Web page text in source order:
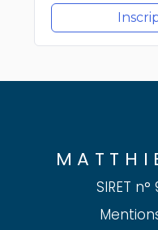
SIRET